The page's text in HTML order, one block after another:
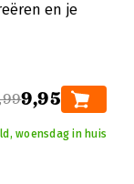
en je
9,95
woensdag in huis